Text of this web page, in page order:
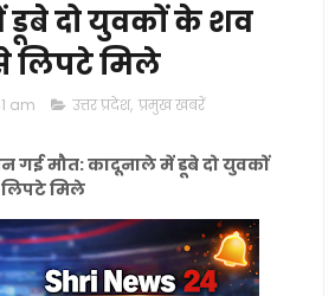
दो युवकों के शव
लिपटे मिले
am उत्तर प्रदेश, प्रमुख खबरें
गई मौत: कादूनाले में डूबे दो युवकों
मिले